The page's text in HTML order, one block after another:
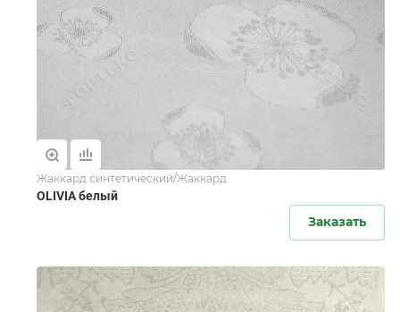
Жаккард синтетический/Жаккард
OLIVIA белый
Заказать